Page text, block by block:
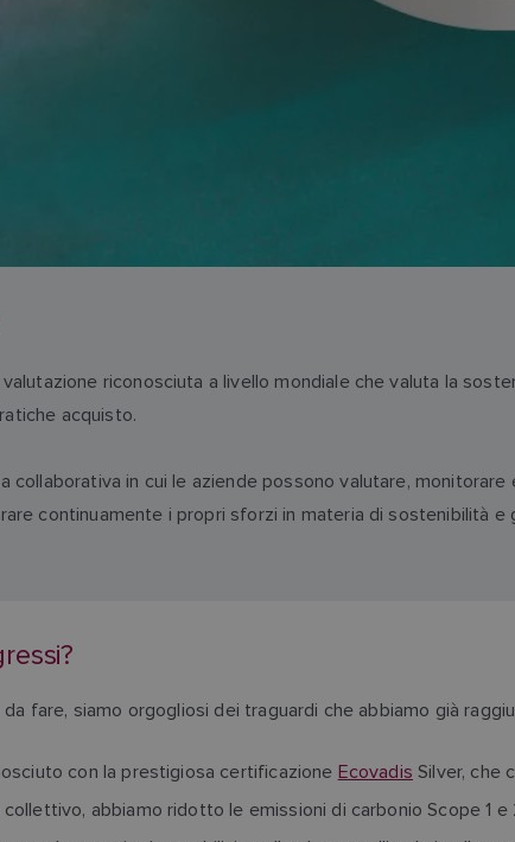
riconosciuta a livello mondiale che valuta la
acquisto.
collaborativa in cui le aziende possono valutare,
continuamente i propri sforzi in materia di sostenibilità
fare, siamo orgogliosi dei traguardi che abbiamo già
con la prestigiosa certificazione Ecovadis Silver, che
abbiamo ridotto le emissioni di carbonio Scope 1 e